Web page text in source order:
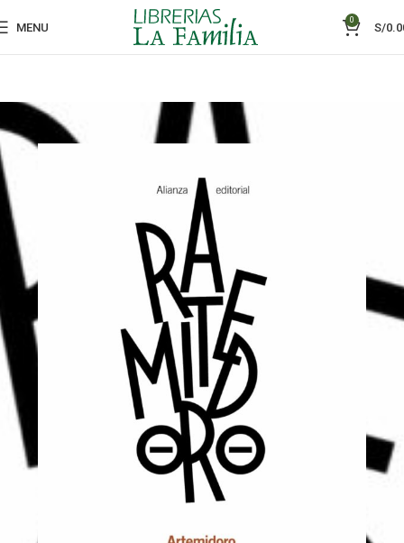
MENU
0
S/